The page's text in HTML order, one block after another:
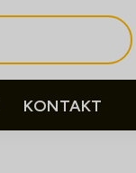
KONTAKT